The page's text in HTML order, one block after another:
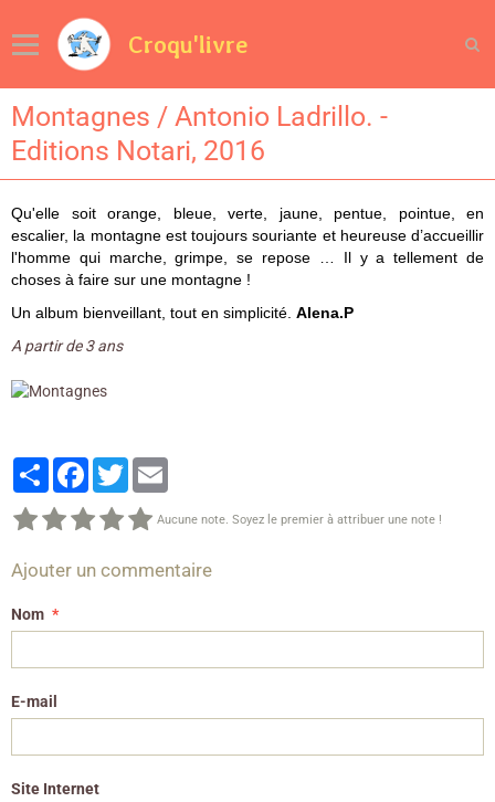
Croqu'livre
Montagnes / Antonio Ladrillo. -
Editions Notari, 2016
Qu'elle soit orange, bleue, verte, jaune, pentue, pointue, en
escalier, la montagne est toujours souriante et heureuse d’accueillir
l'homme qui marche, grimpe, se repose … Il y a tellement de
choses à faire sur une montagne !
Un album bienveillant, tout en simplicité. Alena.P
A partir de 3 ans
PartagerFacebook
Twitter
Aucune note. Soyez le premier à attribuer une note !
Ajouter un commentaire
Nom
E-mail
Site Internet